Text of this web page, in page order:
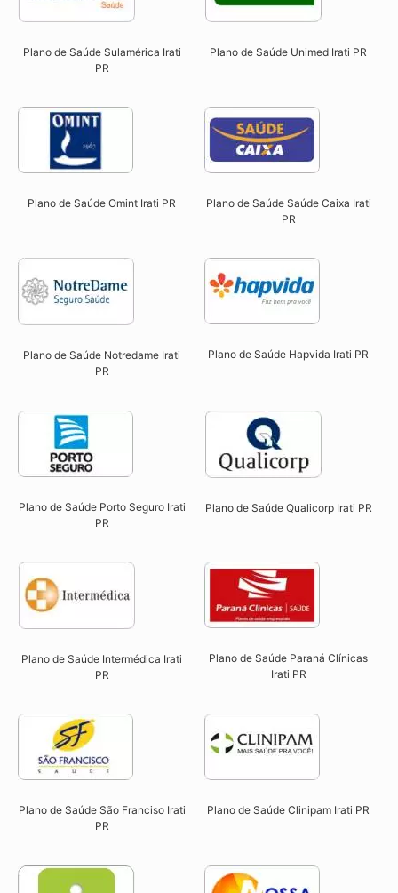
Plano de Saúde Sulamérica Irati
PR
Plano de Saúde Unimed Irati PR
Plano de Saúde Omint Irati PR​
Plano de Saúde Saúde Caixa Irati
PR​
Plano de Saúde Notredame Irati
PR​
Plano de Saúde Hapvida Irati PR​
Plano de Saúde Porto Seguro Irati
PR​
Plano de Saúde Qualicorp Irati PR​
Plano de Saúde Intermédica Irati
PR​
Plano de Saúde Paraná Clínicas
Irati PR
Plano de Saúde São Franciso Irati
PR​
Plano de Saúde Clinipam Irati PR​